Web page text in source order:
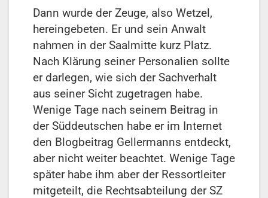
Dann wurde der Zeuge, also Wetzel,
hereingebeten. Er und sein Anwalt
nahmen in der Saalmitte kurz Platz.
Nach Klärung seiner Personalien sollte
er darlegen, wie sich der Sachverhalt
aus seiner Sicht zugetragen habe.
Wenige Tage nach seinem Beitrag in
der Süddeutschen habe er im Internet
den Blogbeitrag Gellermanns entdeckt,
aber nicht weiter beachtet. Wenige Tage
später habe ihm aber der Ressortleiter
mitgeteilt, die Rechtsabteilung der SZ